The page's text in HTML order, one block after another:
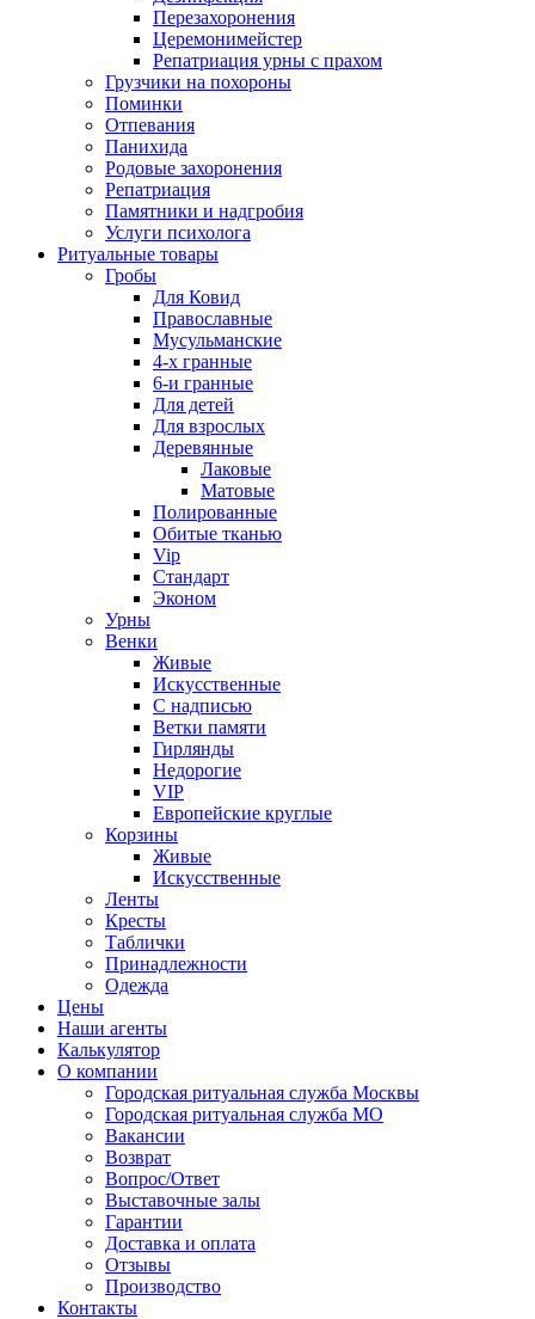
Перезахоронения
Церемонимейстер
Репатриация урны с прахом
Грузчики на похороны
Поминки
Отпевания
Панихида
Родовые захоронения
Репатриация
Памятники и надгробия
Услуги психолога
Ритуальные товары
Гробы
Для Ковид
Православные
Мусульманские
4-х гранные
6-и гранные
Для детей
Для взрослых
Деревянные
Лаковые
Матовые
Полированные
Обитые тканью
Vip
Стандарт
Эконом
Урны
Венки
Живые
Искусственные
С надписью
Ветки памяти
Гирлянды
Недорогие
VIP
Европейские круглые
Корзины
Живые
Искусственные
Ленты
Кресты
Таблички
Принадлежности
Одежда
Цены
Наши агенты
Калькулятор
О компании
Городская ритуальная служба Москвы
Городская ритуальная служба МО
Вакансии
Возврат
Вопрос/Ответ
Выставочные залы
Гарантии
Доставка и оплата
Отзывы
Производство
Контакты